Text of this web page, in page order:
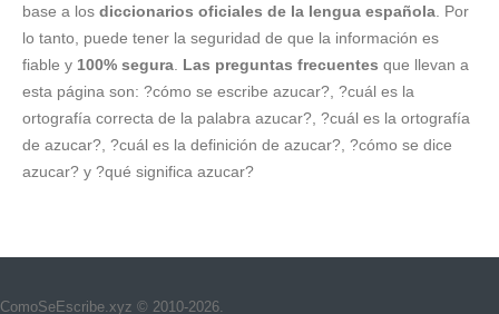
base a los diccionarios oficiales de la lengua española . Por
lo tanto, puede tener la seguridad de que la información es
fiable y 100% segura Las preguntas frecuentes que llevan a
esta página son: ?cómo se escribe azucar?, ?cuál es la
ortografía correcta de la palabra azucar?, ?cuál es la ortografía
de azucar?, ?cuál es la definición de azucar?, ?cómo se dice
azucar? y ?qué significa azucar?
ComoSeEscribe.xyz © 2010-2026.